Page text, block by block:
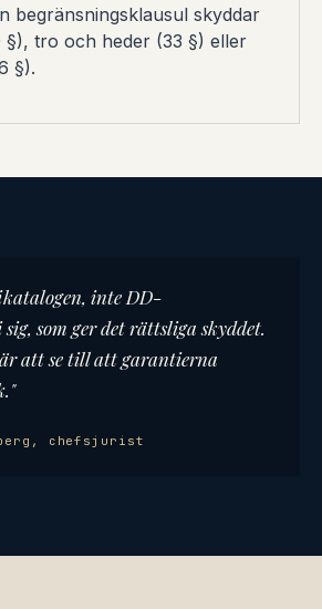
begränsningsklausul skyddar
§), tro och heder (33 §) eller
§).
inte DD-
som ger det rättsliga skyddet.
att se till att garantierna
chefsjurist